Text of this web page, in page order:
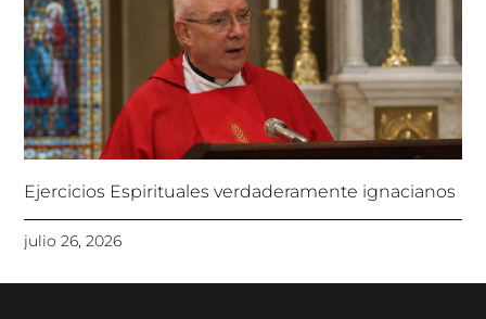
Ejercicios Espirituales verdaderamente ignacianos
julio 26, 2026